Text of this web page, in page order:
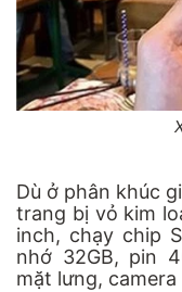
Dù ở phân khúc
trang bị vỏ kim
inch, chạy chip
nhớ 32GB, pin
mặt lưng, camera